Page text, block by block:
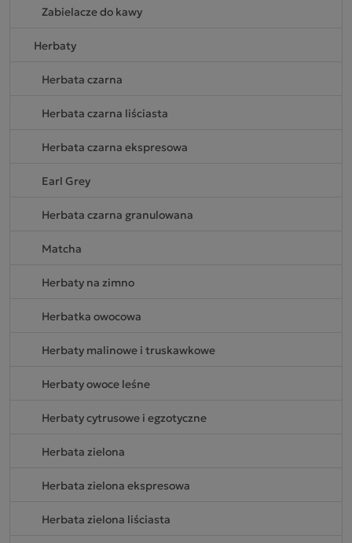
Zabielacze do kawy
Herbaty
Herbata czarna
Herbata czarna liściasta
Herbata czarna ekspresowa
Earl Grey
Herbata czarna granulowana
Matcha
Herbaty na zimno
Herbatka owocowa
Herbaty malinowe i truskawkowe
Herbaty owoce leśne
Herbaty cytrusowe i egzotyczne
Herbata zielona
Herbata zielona ekspresowa
Herbata zielona liściasta